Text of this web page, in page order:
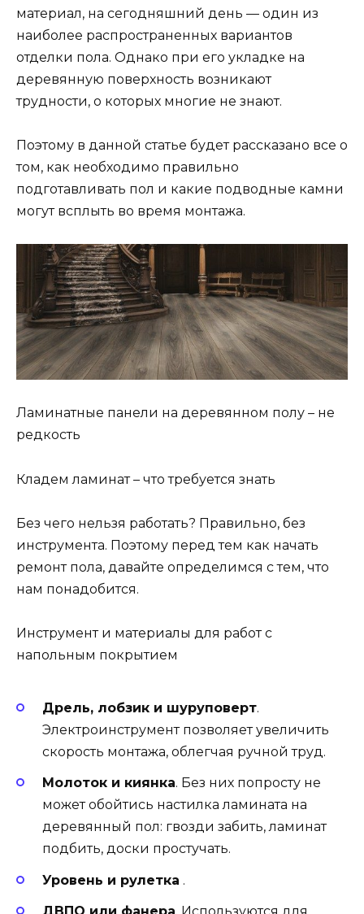
материал, на сегодняшний день — один из
наиболее распространенных вариантов
отделки пола. Однако при его укладке на
деревянную поверхность возникают
трудности, о которых многие не знают.
Поэтому в данной статье будет рассказано все о
том, как необходимо правильно
подготавливать пол и какие подводные камни
могут всплыть во время монтажа.
Ламинатные панели на деревянном полу – не
редкость
Кладем ламинат – что требуется знать
Без чего нельзя работать? Правильно, без
инструмента. Поэтому перед тем как начать
ремонт пола, давайте определимся с тем, что
нам понадобится.
Инструмент и материалы для работ с
напольным покрытием
Дрель, лобзик и шуруповерт.
Электроинструмент позволяет увеличить
скорость монтажа, облегчая ручной труд.
Молоток и киянка. Без них попросту не
может обойтись настилка ламината на
деревянный пол: гвозди забить, ламинат
подбить, доски простучать.
Уровень и рулетка .